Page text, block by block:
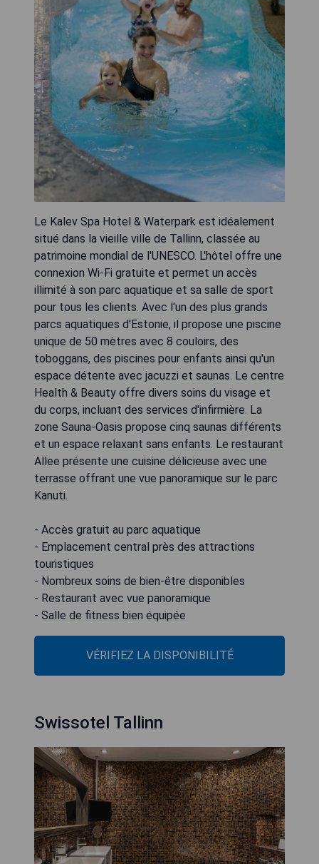
Le Kalev Spa Hotel & Waterpark est idéalement
situé dans la vieille ville de Tallinn, classée au
patrimoine mondial de l'UNESCO. L'hôtel offre une
connexion Wi-Fi gratuite et permet un accès
illimité à son parc aquatique et sa salle de sport
pour tous les clients. Avec l'un des plus grands
parcs aquatiques d'Estonie, il propose une piscine
unique de 50 mètres avec 8 couloirs, des
toboggans, des piscines pour enfants ainsi qu'un
espace détente avec jacuzzi et saunas. Le centre
Health & Beauty offre divers soins du visage et
du corps, incluant des services d'infirmière. La
zone Sauna-Oasis propose cinq saunas différents
et un espace relaxant sans enfants. Le restaurant
Allee présente une cuisine délicieuse avec une
terrasse offrant une vue panoramique sur le parc
Kanuti.
- Accès gratuit au parc aquatique
- Emplacement central près des attractions
touristiques
- Nombreux soins de bien-être disponibles
- Restaurant avec vue panoramique
- Salle de fitness bien équipée
VÉRIFIEZ LA DISPONIBILITÉ
Swissotel Tallinn